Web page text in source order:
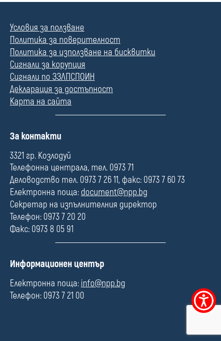
Меню
за
Условия за ползване
Политика за поверителност
Политика за използване на бисквитки
Сигнали за корупция
Сигнали по ЗЗЛПСПОИН
Декларация за достъпност
Карта на сайта
П
л
е
За контакти
3321 гр. Козлодуй
Телефонна централа, тел. 0973 71
Деловодство тел. 0973 7 26 11, факс: 0973 7 60 73
Електронна поща: document@npp.bg
Секретар на изпълнителния директор
Телефон: 0973 7 20 20
Факс: 0973 8 05 91
П
л
е
Информационен център
Електронна поща: info@npp.bg
Телефон: 0973 7 21 00